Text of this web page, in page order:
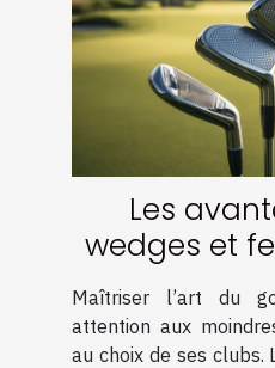
Les
wedges et
pour votre
Maîtriser l’art du
attention aux
au choix de ses clubs.